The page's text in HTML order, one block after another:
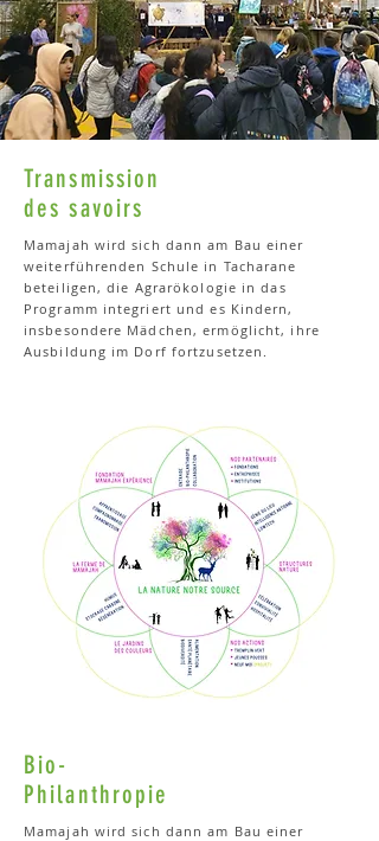
Transmission
des savoirs
Mamajah wird sich dann am Bau einer
weiterführenden Schule in Tacharane
beteiligen, die Agrarökologie in das
Programm integriert und es Kindern,
insbesondere Mädchen, ermöglicht, ihre
Ausbildung im Dorf fortzusetzen.
Bio-
Philanthropie
Mamajah wird sich dann am Bau einer